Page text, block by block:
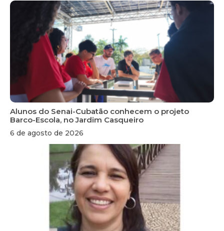
Alunos do Senai-Cubatão conhecem o projeto
Barco-Escola, no Jardim Casqueiro
6 de agosto de 2026